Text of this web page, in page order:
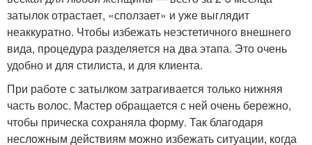
затылок отрастает, «сползает» и уже выглядит
неаккуратно. Чтобы избежать неэстетичного внешнего
вида, процедура разделяется на два этапа. Это очень
удобно и для стилиста, и для клиента.
При работе с затылком затрагивается только нижняя
часть волос. Мастер обращается с ней очень бережно,
чтобы прическа сохраняла форму. Так благодаря
несложным действиям можно избежать ситуации, когда